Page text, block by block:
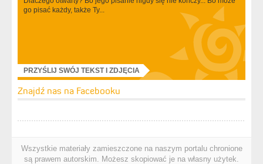
go pisać każdy, także Ty...
PRZYŚLIJ SWÓJ TEKST I ZDJĘCIA
Znajdź nas na Facebooku
Wszystkie materiały zamieszczone na naszym portalu chronione
są prawem autorskim. Możesz skopiować je na własny użytek.